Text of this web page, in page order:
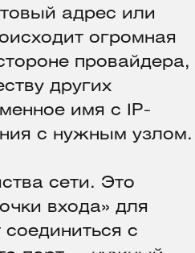
адрес или
огромная
провайдера,
других
имя с IP-
с нужным узлом.
сети. Это
входа» для
соединиться с